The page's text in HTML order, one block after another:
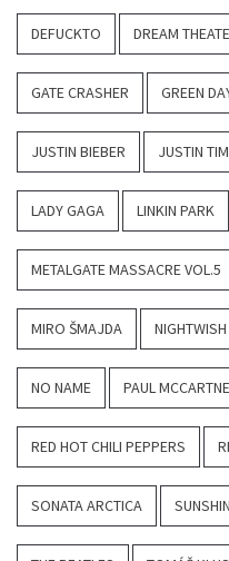
DEFUCKTO DREAM
GATE CRASHER GREEN
JUSTIN BIEBER JUSTIN
LADY GAGA LINKIN PARK
METALGATE MASSACRE VOL.5
MIRO ŠMAJDA NIGHTWISH
NO NAME PAUL
RED HOT CHILI PEPPERS
SONATA ARCTICA